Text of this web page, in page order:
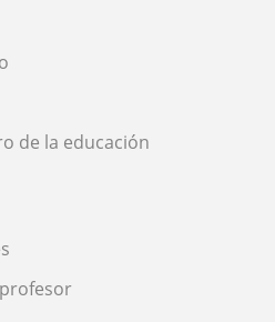
de la educación